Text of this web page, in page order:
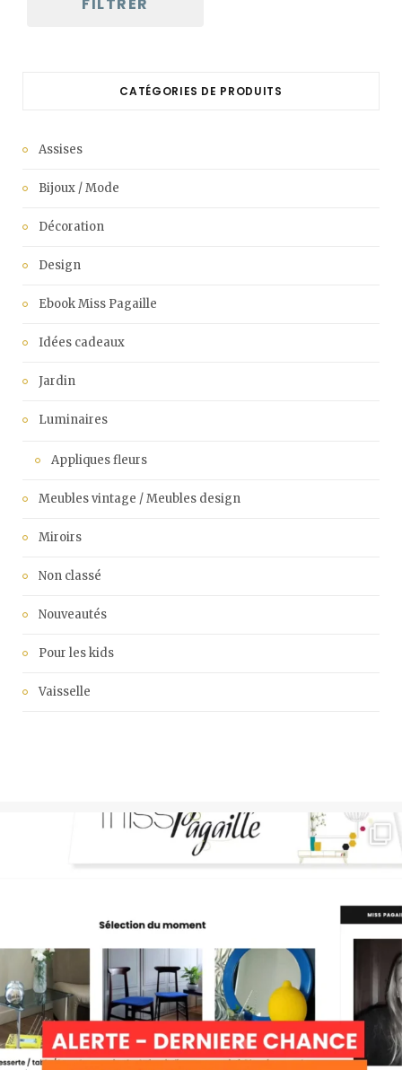
FILTRER
CATÉGORIES DE PRODUITS
Assises
Bijoux / Mode
Décoration
Design
Ebook Miss Pagaille
Idées cadeaux
Jardin
Luminaires
Appliques fleurs
Meubles vintage / Meubles design
Miroirs
Non classé
Nouveautés
Pour les kids
Vaisselle